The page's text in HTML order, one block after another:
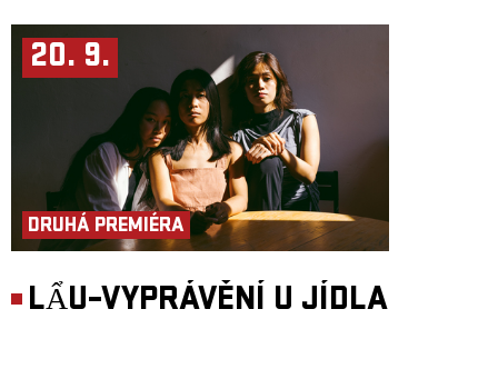
20. 9.
DRUHÁ PREMIÉRA
LẨU–VYPRÁVĚNÍ U JÍDLA